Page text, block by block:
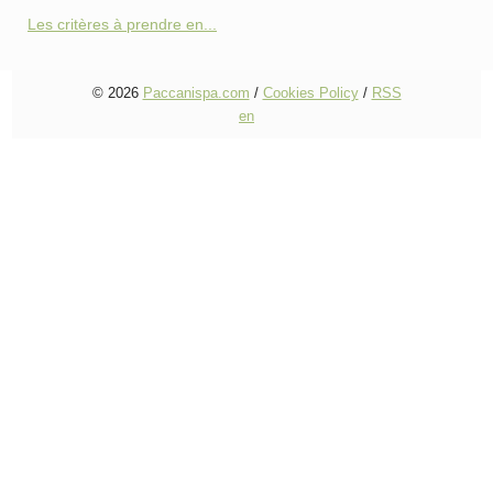
Les critères à prendre en...
© 2026 Paccanispa.com / Cookies Policy/ RSS
en